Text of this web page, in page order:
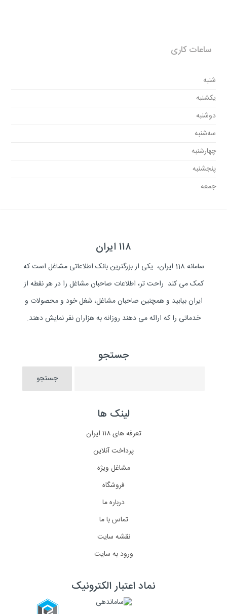
ساعات کاری
شنبه
یکشنبه
دوشنبه
سه‌شنبه
چهارشنبه
پنجشنبه
جمعه
۱۱۸ ایران
سامانه 118 ایران، یکی از بزرگترین بانک اطلاعاتی مشاغل است که
کمک می کند راحت تر، اطلاعات صاحبان مشاغل را در هر نقطه از
ایران بیابید و همچنین صاحبان مشاغل، شغل خود و محصولات و
خدماتی را که ارائه می دهند روزانه به هزاران نفر نمایش دهند.
جستجو
لینک ها
تعرفه های ۱۱۸ ایران
پرداخت آنلاین
مشاغل ویژه
فروشگاه
درباره ما
تماس با ما
نقشه سایت
ورود به سایت
نماد اعتبار الکترونیک